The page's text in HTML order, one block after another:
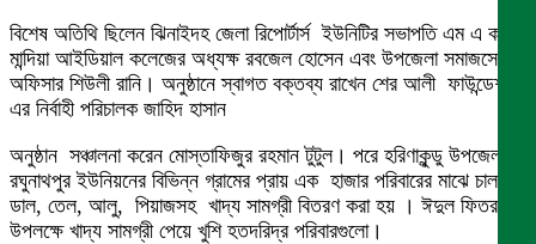
বিশেষ অতিথি ছিলেন ঝিনাইদহ জেলা রিপোর্টার্স ইউনিটির সভাপতি এম এ কবীর,
মান্দিয়া আইডিয়াল কলেজের অধ্যক্ষ রবজেল হোসেন এবং উপজেলা সমাজসেবা
অফিসার শিউলী রানি। অনুষ্ঠানে স্বাগত বক্তব্য রাখেন শের আলী ফাউন্ডেশন
এর নির্বাহী পরিচালক জাহিদ হাসান
অনুষ্ঠান সঞ্চালনা করেন মোস্তাফিজুর রহমান টুটুল। পরে হরিণাকুন্ডু উপজেলার
রঘুনাথপুর ইউনিয়নের বিভিন্ন গ্রামের প্রায় এক হাজার পরিবারের মাঝে চাল,
ডাল, তেল, আলু, পিয়াজসহ খাদ্য সামগ্রী বিতরণ করা হয় । ঈদুল ফিতর
উপলক্ষে খাদ্য সামগ্রী পেয়ে খুশি হতদরিদ্র পরিবারগুলো।